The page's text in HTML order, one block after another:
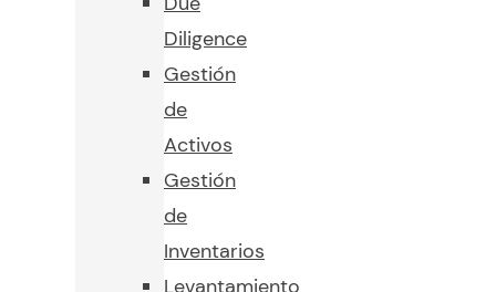
Diligence
Gestión
de
Activos
Gestión
de
Inventarios
Levantamiento